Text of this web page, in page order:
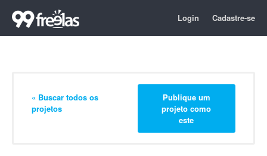
Login Cadastre-se
« Buscar todos os
projetos
Publique um
projeto como
este